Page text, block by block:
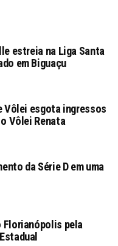
estreia na Liga Santa
em Biguaçu
Vôlei esgota ingressos
Vôlei Renata
da Série D em uma
Florianópolis pela